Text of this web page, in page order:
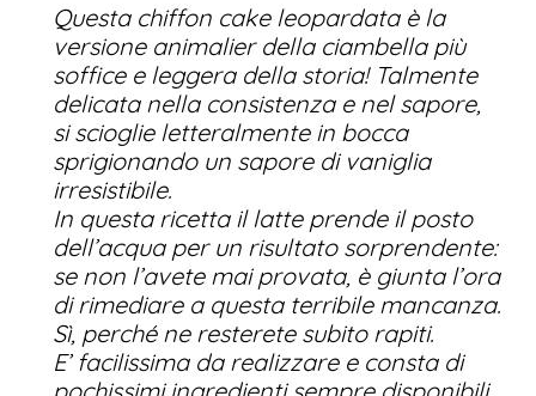
Questa chiffon cake leopardata è la
versione animalier della ciambella più
soffice e leggera della storia! Talmente
delicata nella consistenza e nel sapore,
si scioglie letteralmente in bocca
sprigionando un sapore di vaniglia
irresistibile.
In questa ricetta il latte prende il posto
dell’acqua per un risultato sorprendente:
se non l’avete mai provata, è giunta l’ora
di rimediare a questa terribile mancanza.
Sì, perché ne resterete subito rapiti.
E’ facilissima da realizzare e consta di